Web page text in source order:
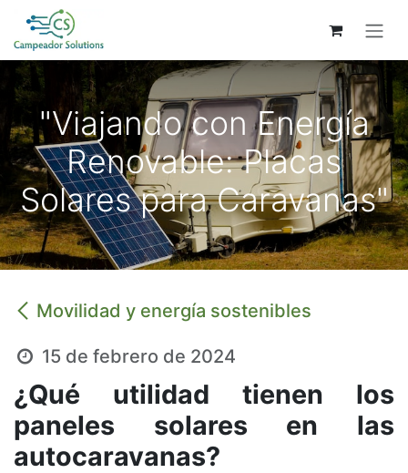
Ir al contenido
"Viajando con Energía
Renovable: Placas
Solares para Caravanas"
Movilidad y energía sostenibles
15 de febrero de 2024
¿Qué utilidad tienen los
paneles solares en las
autocaravanas?